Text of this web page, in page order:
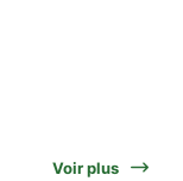
Voir plus